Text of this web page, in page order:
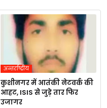
अन्तर्राष्ट्रीय
कुशीनगर में आतंकी नेटवर्क की
आहट, ISIS से जुड़े तार फिर
उजागर